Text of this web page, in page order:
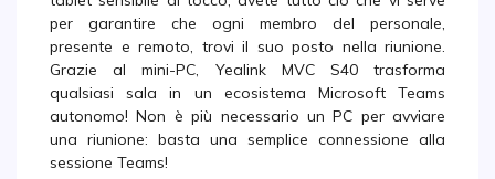
per garantire che ogni membro del personale,
presente e remoto, trovi il suo posto nella riunione.
Grazie al mini-PC, Yealink MVC S40 trasforma
qualsiasi sala in un ecosistema Microsoft Teams
autonomo! Non è più necessario un PC per avviare
una riunione: basta una semplice connessione alla
sessione Teams!